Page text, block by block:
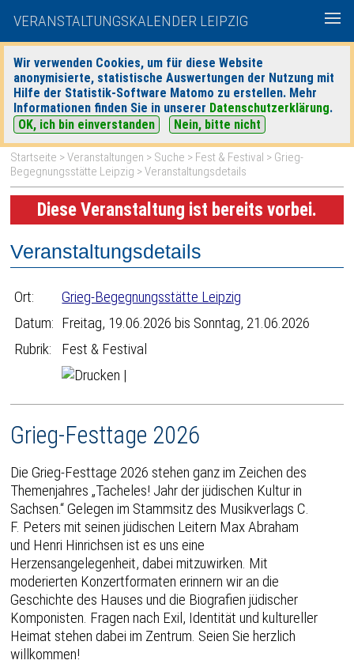
VERANSTALTUNGSKALENDER LEIPZIG
Wir verwenden Cookies, um für diese Website
anonymisierte, statistische Auswertungen der Nutzung mit
Hilfe der Statistik-Software Matomo zu erstellen. Mehr
Informationen finden Sie in unserer Datenschutzerklärung.
OK, ich bin einverstanden
Nein, bitte nicht
heute|morgen| Detaillierte Suche
Startseite >Veranstaltungen > Suche > Fest & Festival > Grieg-
Begegnungsstätte Leipzig > Veranstaltungsdetails
Diese Veranstaltung ist bereits vorbei.
Veranstaltungsdetails
Ort:
Grieg-Begegnungsstätte Leipzig
Datum: Freitag, 19.06.2026 bis Sonntag, 21.06.2026
Rubrik:
Fest & Festival
|
Grieg-Festtage 2026
Die Grieg-Festtage 2026 stehen ganz im Zeichen des
Themenjahres „Tacheles! Jahr der jüdischen Kultur in
Sachsen.“ Gelegen im Stammsitz des Musikverlags C.
F. Peters mit seinen jüdischen Leitern Max Abraham
und Henri Hinrichsen ist es uns eine
Herzensangelegenheit, dabei mitzuwirken. Mit
moderierten Konzertformaten erinnern wir an die
Geschichte des Hauses und die Biografien jüdischer
Komponisten. Fragen nach Exil, Identität und kultureller
Heimat stehen dabei im Zentrum. Seien Sie herzlich
willkommen!